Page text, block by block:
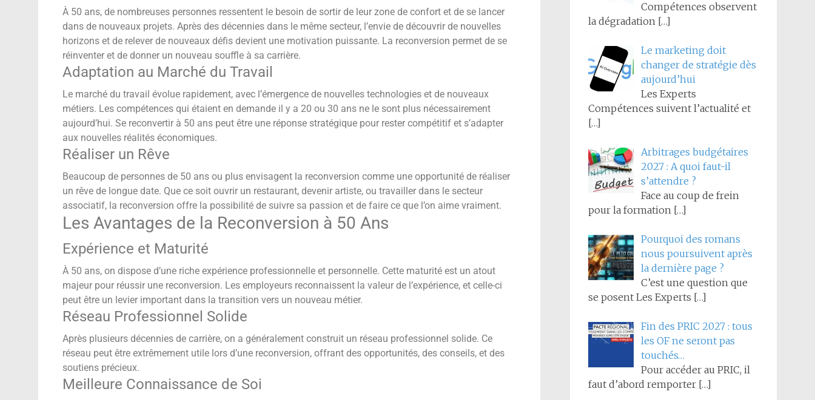
À 50 ans, de nombreuses personnes ressentent le besoin de sortir de leur zone de confort et de se lancer
dans de nouveaux projets. Après des décennies dans le même secteur, l’envie de découvrir de nouvelles
horizons et de relever de nouveaux défis devient une motivation puissante. La reconversion permet de se
réinventer et de donner un nouveau souffle à sa carrière.
Adaptation au Marché du Travail
Le marché du travail évolue rapidement, avec l’émergence de nouvelles technologies et de nouveaux
métiers. Les compétences qui étaient en demande il y a 20 ou 30 ans ne le sont plus nécessairement
aujourd’hui. Se reconvertir à 50 ans peut être une réponse stratégique pour rester compétitif et s’adapter
aux nouvelles réalités économiques.
Réaliser un Rêve
Beaucoup de personnes de 50 ans ou plus envisagent la reconversion comme une opportunité de réaliser
un rêve de longue date. Que ce soit ouvrir un restaurant, devenir artiste, ou travailler dans le secteur
associatif, la reconversion offre la possibilité de suivre sa passion et de faire ce que l’on aime vraiment.
Les Avantages de la Reconversion à 50 Ans
Expérience et Maturité
À 50 ans, on dispose d’une riche expérience professionnelle et personnelle. Cette maturité est un atout
majeur pour réussir une reconversion. Les employeurs reconnaissent la valeur de l’expérience, et celle-ci
peut être un levier important dans la transition vers un nouveau métier.
Réseau Professionnel Solide
Après plusieurs décennies de carrière, on a généralement construit un réseau professionnel solide. Ce
réseau peut être extrêmement utile lors d’une reconversion, offrant des opportunités, des conseils, et des
soutiens précieux.
Meilleure Connaissance de Soi
Compétences observent
la dégradation […]
Le marketing doit
changer de stratégie dès
aujourd’hui
Les Experts
Compétences suivent l’actualité et
[…]
Arbitrages budgétaires
2027 : A quoi faut-il
s’attendre ?
Face au coup de frein
pour la formation […]
Pourquoi des romans
nous poursuivent après
la dernière page ?
C’est une question que
se posent Les Experts […]
Fin des PRIC 2027 : tous
les OF ne seront pas
touchés…
Pour accéder au PRIC, il
faut d’abord remporter […]